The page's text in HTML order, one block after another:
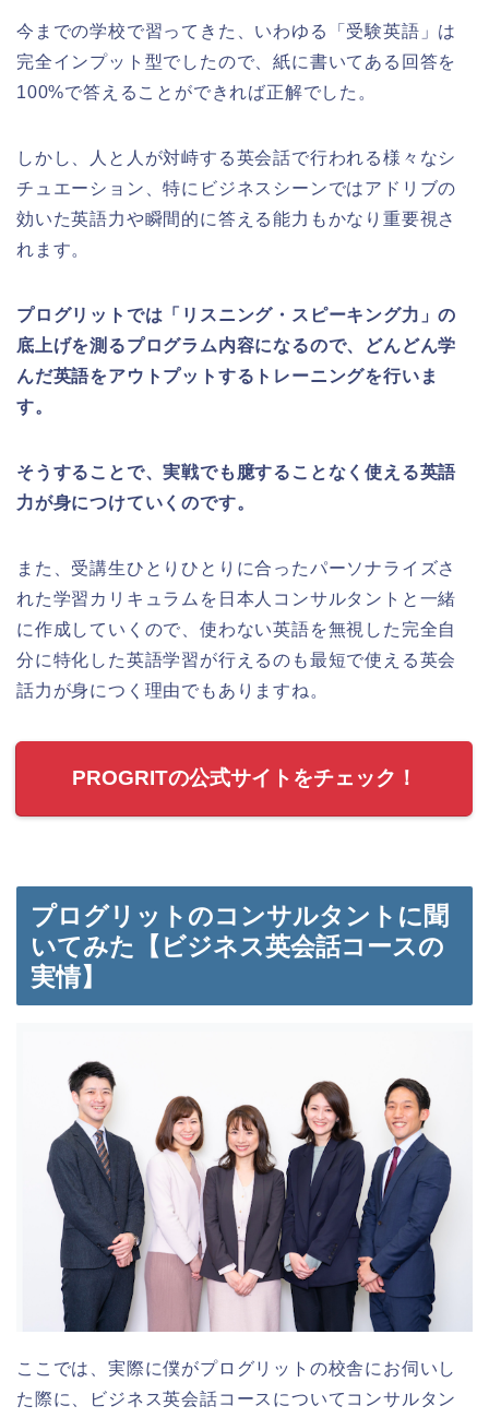
今までの学校で習ってきた、いわゆる「受験英語」は
完全インプット型でしたので、紙に書いてある回答を
100%で答えることができれば正解でした。
しかし、人と人が対峙する英会話で行われる様々なシ
チュエーション、特にビジネスシーンではアドリブの
効いた英語力や瞬間的に答える能力もかなり重要視さ
れます。
プログリットでは「リスニング・スピーキング力」の
底上げを測るプログラム内容になるので、どんどん学
んだ英語をアウトプットするトレーニングを行いま
す。
そうすることで、実戦でも臆することなく使える英語
力が身につけていくのです。
また、受講生ひとりひとりに合ったパーソナライズさ
れた学習カリキュラムを日本人コンサルタントと一緒
に作成していくので、使わない英語を無視した完全自
分に特化した英語学習が行えるのも最短で使える英会
話力が身につく理由でもありますね。
PROGRITの公式サイトをチェック！
プログリットのコンサルタントに聞
いてみた【ビジネス英会話コースの
実情】
ここでは、実際に僕がプログリットの校舎にお伺いし
た際に、ビジネス英会話コースについてコンサルタン